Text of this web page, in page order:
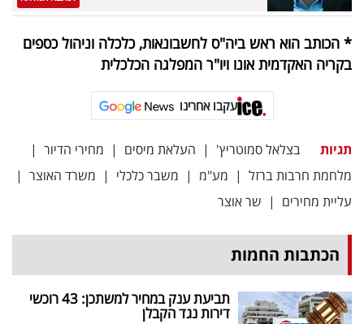
* הכותב הוא ראש ביה"ס לחשבונאות, כלכלה וניהול כספים
בקריה האקדמית אונו ויו"ר המפלגה הכלכלית
עקבו אחרינו
תגיות בצלאל סמוטריץ' | העלאת מיסים | מחירי הדיור |
מלחמת חרבות ברזל | מע"מ | משבר כלכלי | משרד האוצר |
עליית מחירים | שר אוצר
הכתבות החמות
תביעת ענק במחיר למשתכן: 43 רוכשי
דירות נגד הקבלן